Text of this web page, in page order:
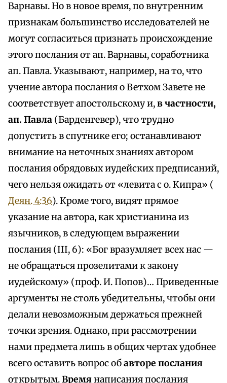
Варнавы. Но в новое время, по внутренним
признакам большинство исследователей не
могут согласиться признать происхождение
этого послания от ап. Варнавы, соработника
ап. Павла. Указывают, например, на то, что
учение автора послания о Ветхом Завете не
соответствует апостольскому и,в частности,
ап. Павла (Барденгевер), что трудно
допустить в спутнике его; останавливают
внимание на неточных знаниях автором
послания обрядовых иудейских предписаний,
чего нельзя ожидать от «левита с о. Кипра» (
Деян. 4:36). Кроме того, видят прямое
указание на автора, как христианина из
язычников, в следующем выражении
послания (III, 6): «Бог вразумляет всех нас —
не обращаться прозелитами к закону
иудейскому» (проф. И. Попов)… Приведенные
аргументы не столь убедительны, чтобы они
делали невозможным держаться прежней
точки зрения. Однако, при рассмотрении
нами предмета лишь в общих чертах удобнее
всего оставить вопрос обавторе послания
открытым.Времянаписания послания